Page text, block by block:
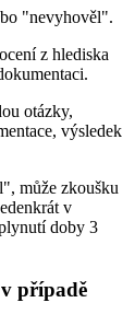
"nevyhověl".
z hlediska
otázky,
výsledek
může zkoušku
v
doby 3
případě